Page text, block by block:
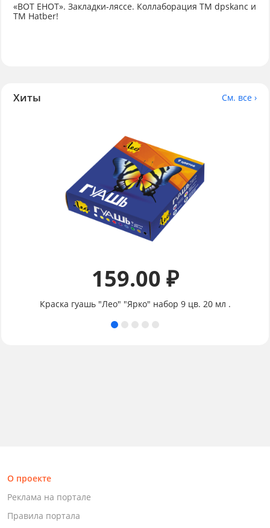
«ВОТ ЕНОТ». Закладки-ляссе. Коллаборация TM dpskanc и
ТМ Hatber!
Хиты См. все ›
159.00 ₽
Краска гуашь "Лео" "Ярко" набор 9 цв. 20 мл .
О проекте
Реклама на портале
Правила портала